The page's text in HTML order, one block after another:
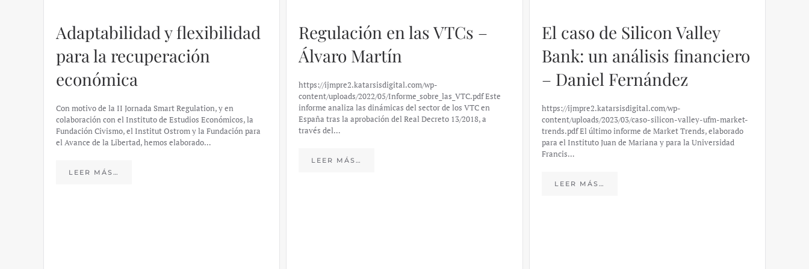
Adaptabilidad y flexibilidad
para la recuperación
económica
Con motivo de la II Jornada Smart Regulation, y en
colaboración con el Instituto de Estudios Económicos, la
Fundación Civismo, el Institut Ostrom y la Fundación para
el Avance de la Libertad, hemos elaborado…
LEER MÁS…
Regulación en las VTCs –
Álvaro Martín
https://ijmpre2.katarsisdigital.com/wp-
content/uploads/2022/05/Informe_sobre_las_VTC.pdf Este
informe analiza las dinámicas del sector de los VTC en
España tras la aprobación del Real Decreto 13/2018, a
través del…
LEER MÁS…
El caso de Silicon Valley
Bank: un análisis financiero
– Daniel Fernández
https://ijmpre2.katarsisdigital.com/wp-
content/uploads/2023/03/caso-silicon-valley-ufm-market-
trends.pdf El último informe de Market Trends, elaborado
para el Instituto Juan de Mariana y para la Universidad
Francis…
LEER MÁS…